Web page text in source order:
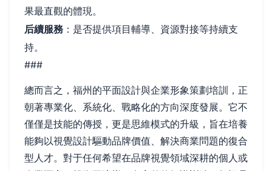
果最直觀的體現。
后續服務 ：是否提供項目輔導、資源對接等持續支
持。
###
總而言之，福州的平面設計與企業形象策劃培訓，正
朝著專業化、系統化、戰略化的方向深度發展。它不
僅僅是技能的傳授，更是思維模式的升級，旨在培養
能夠以視覺設計驅動品牌價值、解決商業問題的復合
型人才。對于任何希望在品牌視覺領域深耕的個人或